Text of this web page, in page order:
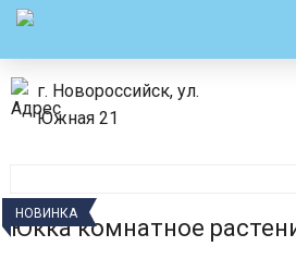
г. Новороссийск, ул.
Южная 21
НОВИНКА
Юкка комнатное